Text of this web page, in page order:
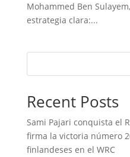
Mohammed Ben
estrategia clara:...
Recent Posts
Sami Pajari conquista el
firma la victoria número
finlandeses en el WRC